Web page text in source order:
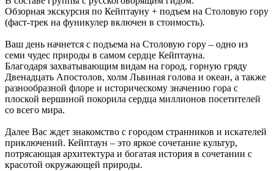
Обзорная экскурсия по Кейптауну + подъем на Столовую гору
(фаст-трек на фуникулер включен в стоимость).
Ваш день начнется с подъема на Столовую гору – одно из
семи чудес природы в самом сердце Кейптауна.
Благодаря захватывающим видам на город, горную гряду
Двенадцать Апостолов, холм Львиная голова и океан, а также
разнообразной флоре и историческому значению гора с
плоской вершиной покорила сердца миллионов посетителей
со всего мира.
Далее Вас ждет знакомство с городом странников и искателей
приключений. Кейптаун – это яркое сочетание культур,
потрясающая архитектура и богатая история в сочетании с
красотой окружающей природы.